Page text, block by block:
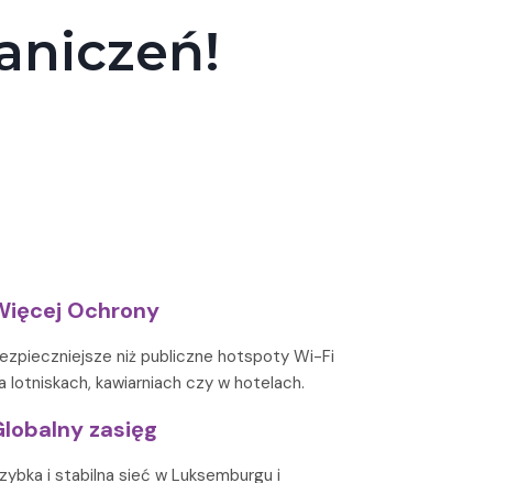
Ochrony
niż publiczne hotspoty Wi-Fi
lotniskach, kawiarniach czy w hotelach.
zasięg
i stabilna sieć w Luksemburgu i